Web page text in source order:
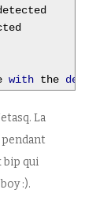
with the
La
bip qui
:).